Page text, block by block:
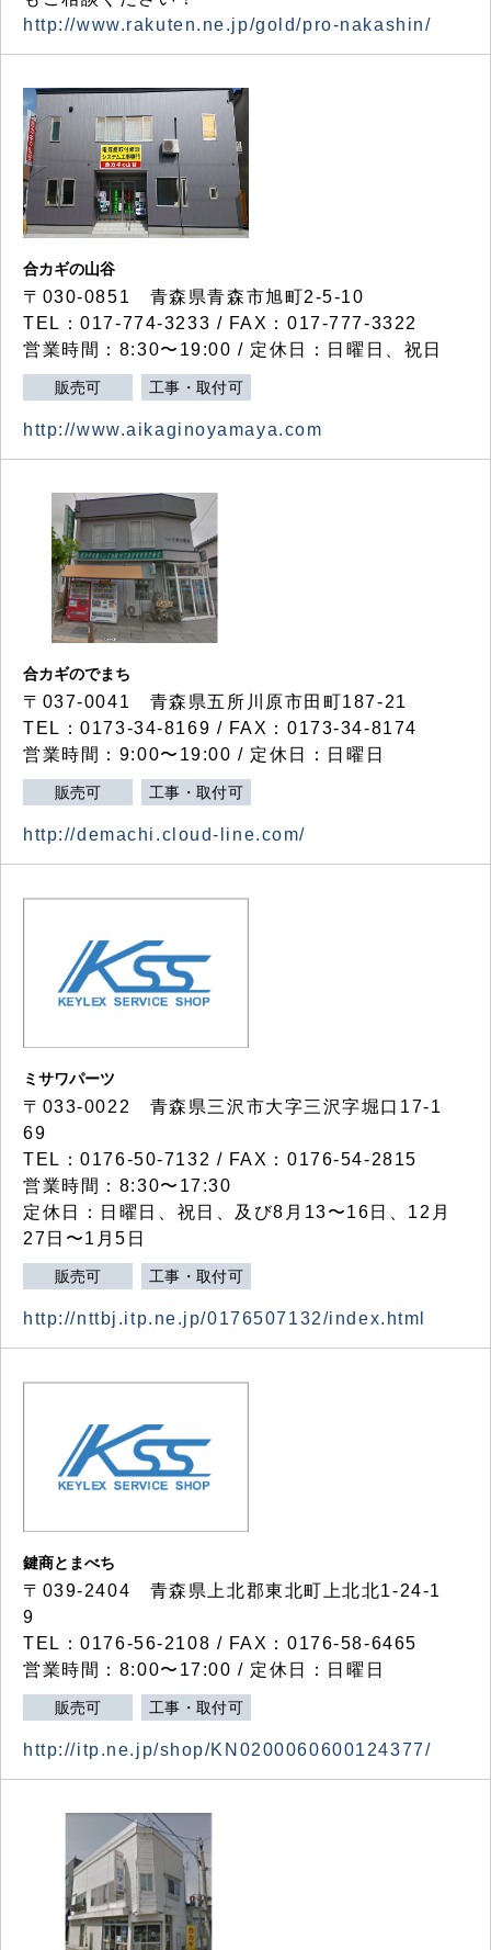
http://www.rakuten.ne.jp/gold/pro-nakashin/
合カギの山谷
〒030-0851 青森県青森市旭町2-5-10
TEL：017-774-3233 / FAX：017-777-3322
営業時間：8:30〜19:00 / 定休日：日曜日、祝日
販売可 工事・取付可
http://www.aikaginoyamaya.com
合カギのでまち
〒037-0041 青森県五所川原市田町187-21
TEL：0173-34-8169 / FAX：0173-34-8174
営業時間：9:00〜19:00 / 定休日：日曜日
販売可 工事・取付可
http://demachi.cloud-line.com/
ミサワパーツ
〒033-0022 青森県三沢市大字三沢字堀口17-1
69
TEL：0176-50-7132 / FAX：0176-54-2815
営業時間：8:30〜17:30
定休日：日曜日、祝日、及び8月13〜16日、12月
27日〜1月5日
販売可 工事・取付可
http://nttbj.itp.ne.jp/0176507132/index.html
鍵商とまべち
〒039-2404 青森県上北郡東北町上北北1-24-1
9
TEL：0176-56-2108 / FAX：0176-58-6465
営業時間：8:00〜17:00 / 定休日：日曜日
販売可 工事・取付可
http://itp.ne.jp/shop/KN0200060600124377/